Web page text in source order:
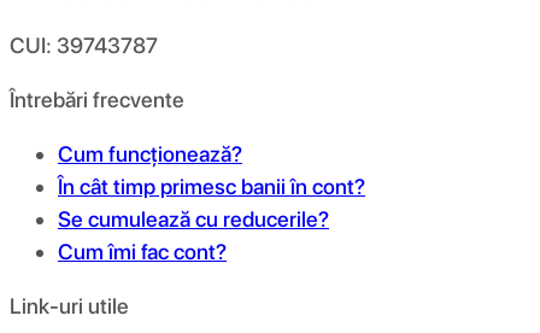
CUI: 39743787
Întrebări frecvente
Cum funcționează?
În cât timp primesc banii în cont?
Se cumulează cu reducerile?
Cum îmi fac cont?
Link-uri utile